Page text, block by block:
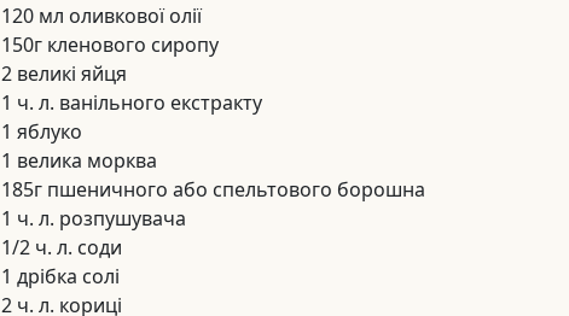
120 мл оливкової олії
150г кленового сиропу
2 великі яйця
1 ч. л. ванільного екстракту
1 яблуко
1 велика морква
185г пшеничного або спельтового борошна
1 ч. л. розпушувача
1/2 ч. л. соди
1 дрібка солі
2 ч. л. кориці